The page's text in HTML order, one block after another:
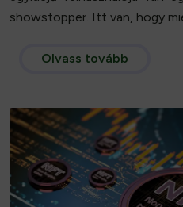
showstopper. Itt van, hogy
Olvass tovább